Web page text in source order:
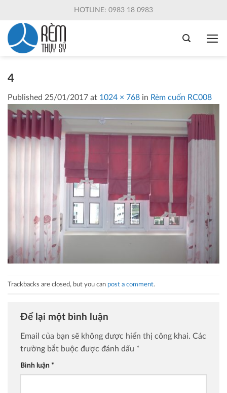
content
HOTLINE: 0983 18 0983
4
Published 25/01/2017 at 1024 × 768 in Rèm cuốn RC008
Trackbacks are closed, but you can post a comment.
Để lại một bình luận
Email của bạn sẽ không được hiển thị công khai. Các
trường bắt buộc được đánh dấu *
Bình luận *